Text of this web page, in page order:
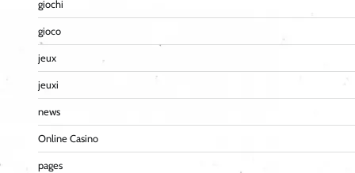
giochi
gioco
jeux
jeuxi
news
Online Casino
pages